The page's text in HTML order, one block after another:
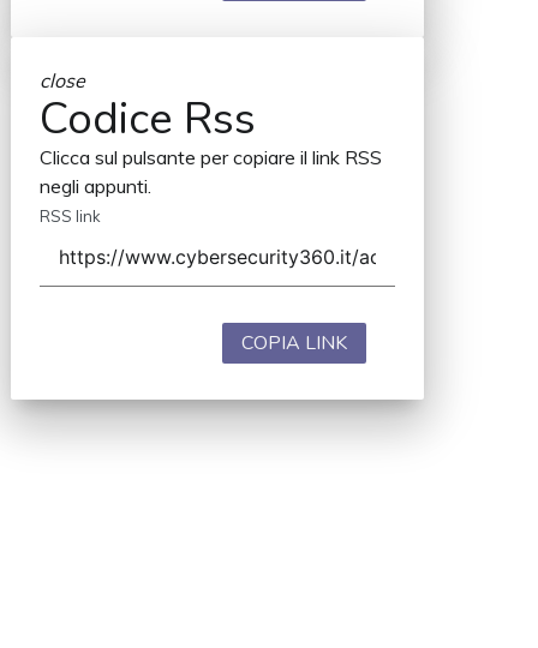
close
Codice Rss
Clicca sul pulsante per copiare il link RSS
negli appunti.
RSS link
COPIA LINK